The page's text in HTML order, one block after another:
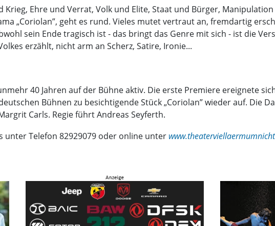
Ehre und Verrat, Volk und Elite, Staat und Bürger,
„Coriolan”, geht es rund. Vieles mutet vertraut an, fremdartig
sein Ende tragisch ist - das bringt das Genre mit sich - ist die
erzählt, nicht arm an Scherz, Satire, Ironie...
40 Jahren auf der Bühne aktiv. Die erste Premiere ereignete
Bühnen zu besichtigende Stück „Coriolan” wieder auf. Die
Carls. Regie führt Andreas Seyferth.
unter Telefon 82929079 oder online unter